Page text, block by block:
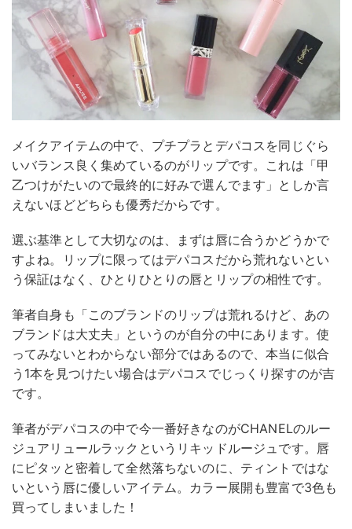
メイクアイテムの中で、プチプラとデパコスを同じぐら
いバランス良く集めているのがリップです。これは「甲
乙つけがたいので最終的に好みで選んでます」としか言
えないほどどちらも優秀だからです。
選ぶ基準として大切なのは、まずは唇に合うかどうかで
すよね。リップに限ってはデパコスだから荒れないとい
う保証はなく、ひとりひとりの唇とリップの相性です。
筆者自身も「このブランドのリップは荒れるけど、あの
ブランドは大丈夫」というのが自分の中にあります。使
ってみないとわからない部分ではあるので、本当に似合
う1本を見つけたい場合はデパコスでじっくり探すのが吉
です。
筆者がデパコスの中で今一番好きなのがCHANELのルー
ジュアリュールラックというリキッドルージュです。唇
にピタッと密着して全然落ちないのに、ティントではな
いという唇に優しいアイテム。カラー展開も豊富で3色も
買ってしまいました！